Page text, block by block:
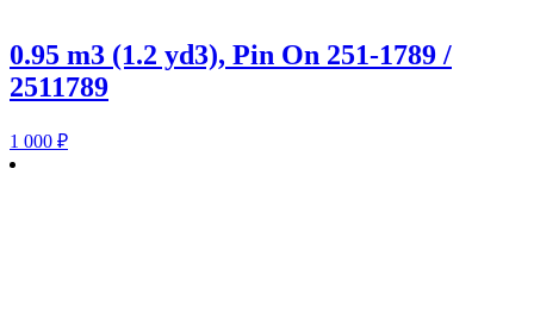
0.95 m3 (1.2 yd3), Pin On 251-1789 /
2511789
1 000 ₽